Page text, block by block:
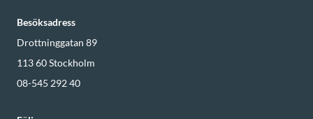
Besöksadress
Drottninggatan 89
113 60Stockholm
08-545 292 40